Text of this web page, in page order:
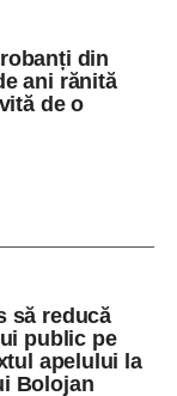
a Transylvania
specifice.
efectuarea
în care s-a
acționează
Iulia”
din
ani rănită
de o
să reducă
public pe
apelului la
Bolojan